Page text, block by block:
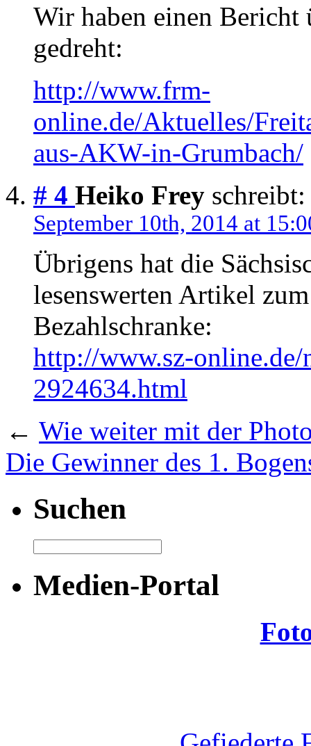
Wir haben einen Bericht
gedreht:
http://www.frm-
online.de/Aktuelles/
aus-AKW-in-Grumbach/
# 4 Heiko Frey schreibt:
September 10th, 2014 at
Übrigens hat die
lesenswerten Artikel
Bezahlschranke:
http://www.sz-online.de/
2924634.html
← Wie weiter mit der
Die Gewinner des 1.
Suchen
Medien-Portal